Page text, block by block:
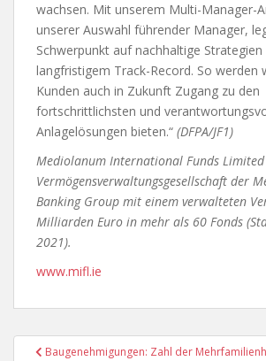
wachsen. Mit unserem Multi-Manager-
unserer Auswahl führender Manager,
Schwerpunkt auf nachhaltige
langfristigem Track-Record. So werden
Kunden auch in Zukunft Zugang zu den
fortschrittlichsten und
Anlagelösungen bieten.“ (DFPA/JF1)
Mediolanum International Funds
Vermögensverwaltungsgesellschaft der
Banking Group mit einem verwalteten
Milliarden Euro in mehr als 60 Fonds
2021).
www.mifl.ie
Beitragsnavigation
Baugenehmigungen: Zahl der